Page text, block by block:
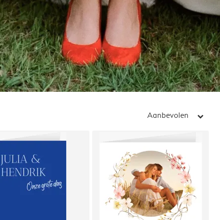
Aanbevolen arrow_right